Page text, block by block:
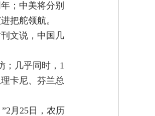
；中美将分别
把舵领航。
文说，中国几
；几乎同时，1
卡尼、芬兰总
月25日，农历